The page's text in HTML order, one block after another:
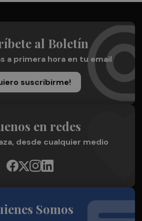
al Boletín
a primera hora en tu email
suscribirme!
en redes
desde cualquier medio
Somos